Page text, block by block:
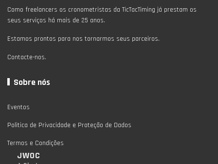
Como freelancers os cronometristas da TicTacTiming já prestam os
seus serviços há mais de 25 anos.
Estamos prontos para nos tornarmos seus parceiros.
Contacte-nos.
Sobre nós
Eventos
Politica de Privacidade e Proteção de Dados
Termos e Condições
JWOC